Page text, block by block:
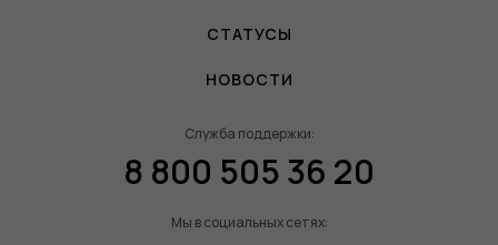
СТАТУСЫ
НОВОСТИ
Служба поддержки:
8 800 505 36 20
Мы в социальных сетях: